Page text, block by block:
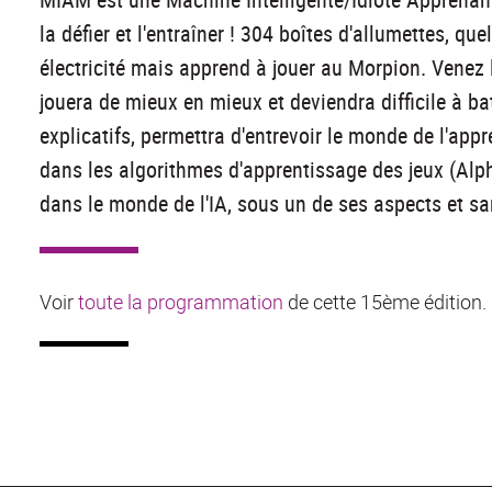
la défier et l'entraîner ! 304 boîtes d'allumettes,
électricité mais apprend à jouer au Morpion.
jouera de mieux en mieux et deviendra difficile à
explicatifs, permettra d'entrevoir le monde de
dans les algorithmes d'apprentissage des jeux
dans le monde de l'IA, sous un de ses aspects et
Voirtoute la programmation de cette 15ème édition.